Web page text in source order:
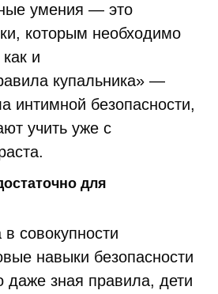
умения — это
которым необходимо
и
купальника» —
интимной безопасности,
учить уже с
для
совокупности
навыки безопасности
даже зная правила, дети